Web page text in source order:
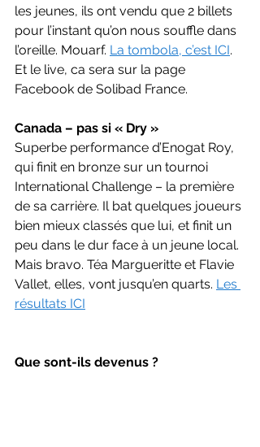
les jeunes, ils ont vendu que 2 billets
pour l’instant qu’on nous souffle dans
l’oreille. Mouarf. La tombola, c’est ICI.
Et le live, ca sera sur la page
Facebook de Solibad France.
Canada – pas si « Dry »
Superbe performance d’Enogat Roy,
qui finit en bronze sur un tournoi
International Challenge – la première
de sa carrière. Il bat quelques joueurs
bien mieux classés que lui, et finit un
peu dans le dur face à un jeune local.
Mais bravo. Téa Margueritte et Flavie
Vallet, elles, vont jusqu’en quarts. Les
résultats ICI
Que sont-ils devenus ?